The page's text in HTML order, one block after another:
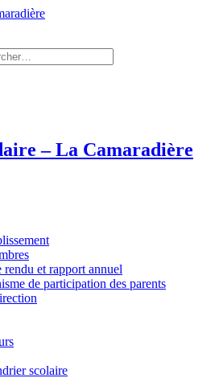
– La Camaradière
rendu et rapport annuel
de participation des parents
scolaire